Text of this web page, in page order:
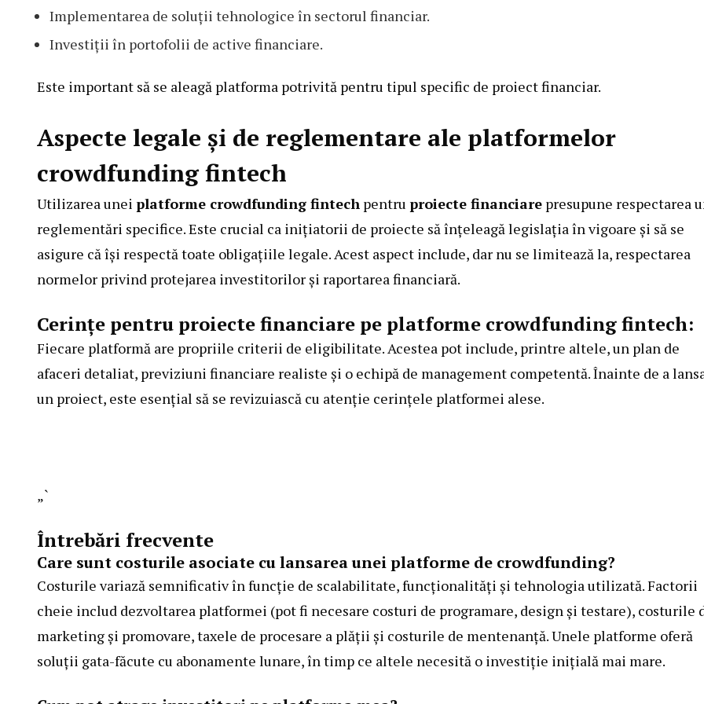
Implementarea de soluții tehnologice în sectorul financiar.
Investiții în portofolii de active financiare.
Este important să se aleagă platforma potrivită pentru tipul specific de proiect financiar.
Aspecte legale și de reglementare ale platformelor
crowdfunding fintech
Utilizarea unei platforme crowdfunding fintech pentru proiecte financiare presupune respectarea
reglementări specifice. Este crucial ca inițiatorii de proiecte să înțeleagă legislația în vigoare și să se
asigure că își respectă toate obligațiile legale. Acest aspect include, dar nu se limitează la, respectarea
normelor privind protejarea investitorilor și raportarea financiară.
Cerințe pentru proiecte financiare pe platforme crowdfunding fintech:
Fiecare platformă are propriile criterii de eligibilitate. Acestea pot include, printre altele, un plan de
afaceri detaliat, previziuni financiare realiste și o echipă de management competentă. Înainte de a
un proiect, este esențial să se revizuiască cu atenție cerințele platformei alese.
„`
Întrebări frecvente
Care sunt costurile asociate cu lansarea unei platforme de crowdfunding?
Costurile variază semnificativ în funcție de scalabilitate, funcționalități și tehnologia utilizată. Factorii
cheie includ dezvoltarea platformei (pot fi necesare costuri de programare, design și testare), costurile
marketing și promovare, taxele de procesare a plății și costurile de mentenanță. Unele platforme oferă
soluții gata-făcute cu abonamente lunare, în timp ce altele necesită o investiție inițială mai mare.